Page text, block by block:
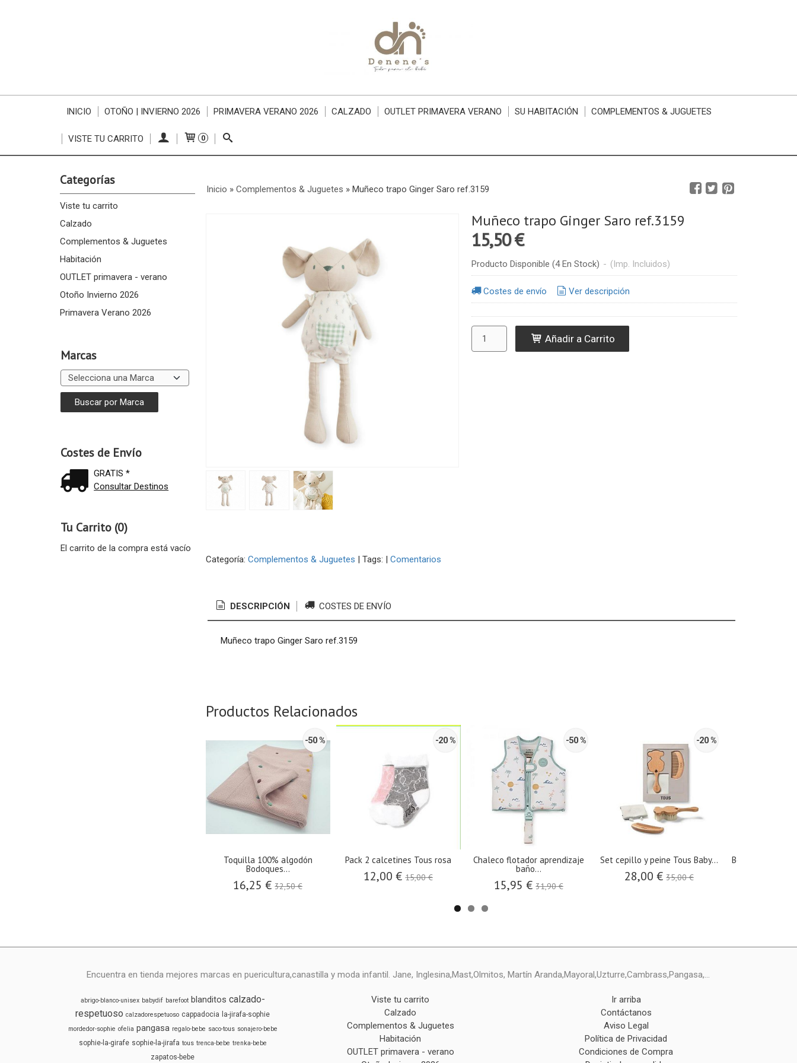
INICIO OTOÑO | INVIERNO 2026 PRIMAVERA VERANO 2026 CALZADO OUTLET PRIMAVERA VERANO SU HABITACIÓN COMPLEMENTOS & JUGUETES
VISTE TU CARRITO 0
Categorías
Viste tu carrito
Calzado
Complementos & Juguetes
Habitación
OUTLET primavera - verano
Otoño Invierno 2026
Primavera Verano 2026
Marcas
Costes de Envío
GRATIS *
Consultar Destinos
Tu Carrito (0)
El carrito de la compra está vacío
Inicio » Complementos & Juguetes » Muñeco trapo Ginger Saro ref.3159
Muñeco trapo Ginger Saro ref.3159
15,50 €
Producto Disponible (4 En Stock) - (Imp. Incluidos)
Costes de envío Ver descripción
Añadir a Carrito
Categoría: Complementos & Juguetes | Tags: | Comentarios
DESCRIPCIÓN COSTES DE ENVÍO
Muñeco trapo Ginger Saro ref.3159
Productos Relacionados
-50 %
Toquilla 100% algodón
Bodoques...
16,25 €32,50 €
-20 %
Pack 2 calcetines Tous rosa
12,00 €15,00 €
-50 %
Chaleco flotador aprendizaje
baño...
15,95 €31,90 €
-20 %
Set cepillo y peine Tous Baby...
28,00 €35,00 €
Bolso
Encuentra en tienda mejores marcas en puericultura,canastilla y moda infantil. Jane, Inglesina,Mast,Olmitos, Martín Aranda,Mayoral,Uzturre,Cambrass,Pangasa,...
abrigo-blanco-unisex babydif barefoot blanditos calzado-
respetuoso calzadorespetuoso cappadocia la-jirafa-sophie
mordedor-sophie ofelia pangasa regalo-bebe saco-tous sonajero-bebe
sophie-la-girafe sophie-la-jirafa tous trenca-bebe trenka-bebe
zapatos-bebe
Viste tu carrito
Calzado
Complementos & Juguetes
Habitación
OUTLET primavera - verano
Ir arriba
Contáctanos
Aviso Legal
Política de Privacidad
Condiciones de Compra